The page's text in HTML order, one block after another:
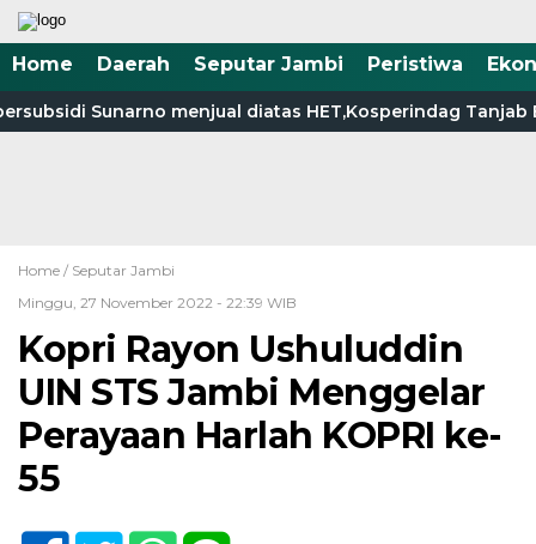
Home Daerah Seputar Jambi Peristiwa
Sunarno menjual diatas HET,Kosperindag Tanjab
Home / Seputar Jambi
Minggu, 27 November 2022 - 22:39 WIB
Kopri Rayon Ushuluddin
UIN STS Jambi Menggelar
Perayaan Harlah KOPRI ke-
55